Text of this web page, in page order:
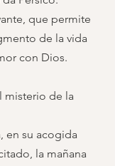
que permite
de la vida
con Dios.
misterio de la
en su acogida
la mañana